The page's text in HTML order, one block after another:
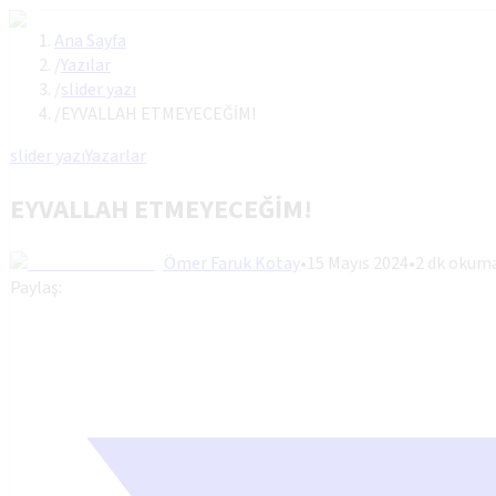
Ana Sayfa
Yazılar
slider yazı
EYVALLAH ETMEYECEĞİM!
slider yazıYazarlar
EYVALLAH ETMEYECEĞİM!
Ömer Faruk Kotay•15 Mayıs 2024•2dk
Paylaş: